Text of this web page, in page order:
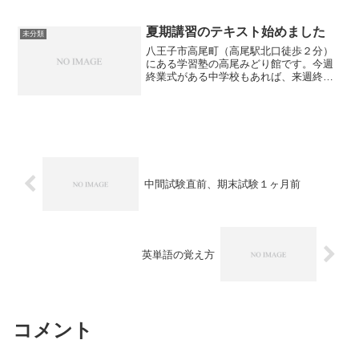
写真をとりながら歩かれて...
未分類 夏期講習のテキスト始めました
八王子市高尾町（高尾駅北口徒歩２分）
にある学習塾の高尾みどり館です。今週
終業式がある中学校もあれば、来週終業
中間試験直前、期末試験１ヶ月前
英単語の覚え方
コメント